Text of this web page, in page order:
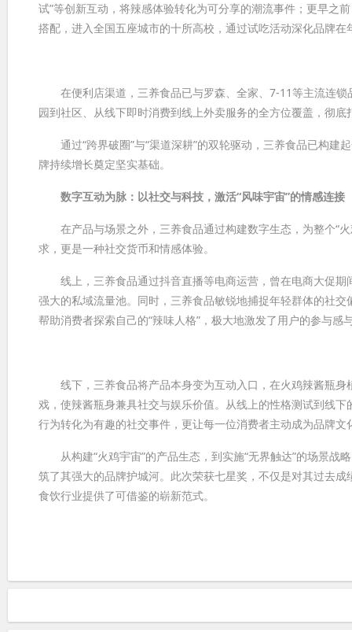
试”等创新互动，将辣感体验转化为可分享的潮流事件；更早之
搭配，进入全国五座城市的十所高校，通过试吃活动深化品牌在
在便利店渠道，三养食品已与罗森、全家、7-11等主流连锁
园到社区、从线下即时消费到线上外卖服务的全方位覆盖，彻
通过“跨界破圈”与“渠道深耕”的双轮驱动，三养食品已构建
牌持续增长奠定坚实基础。
数字互动为脉：以社交与科技，激活“风味宇宙”的情感连接
在产品与场景之外，三养食品通过构建数字生态，为整个“
求，更是一种社交货币和情感体验。
线上，三养食品通过抖音直播等电商运营，曾在电商大促期
强大的私域流量池。同时，三养食品敏锐地捕捉年轻群体的社
帮助消费者探索自己的“辣味人格”，极大地激发了用户的参与感
线下，三养食品将产品本身变为互动入口，在火鸡辣酱瓶身
戏，使辣酱瓶身兼具社交与娱乐价值。从线上的性格测试到线
行为转化为有趣的社交事件，更让每一位消费者主动成为品牌文
从构建“火鸡宇宙”的产品生态，到实施“无界触达”的场景战
筑了其强大的品牌护城河。此次荣获七星奖，不仅是对其过去
食饮行业提供了可借鉴的崭新范式。